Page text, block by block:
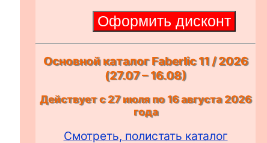
Основной каталог Faberlic 11 / 2026
(27.07 – 16.08)
Действует с 27 июля по 16 августа 2026
года
Смотреть, полистать каталог